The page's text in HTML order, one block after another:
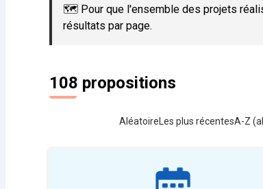
🗺️ Pour que l'ensemble des projets
résultats par page.
108 propositions
Aléatoire Les plus récentesA-Z